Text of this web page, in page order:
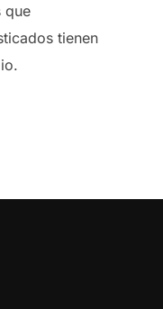
que
tienen